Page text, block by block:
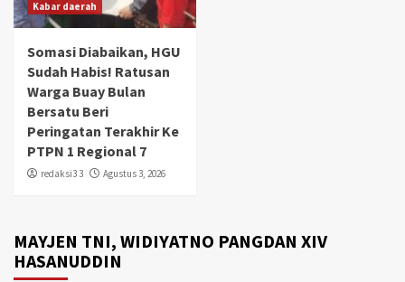
Kabar daerah
Somasi Diabaikan, HGU
Sudah Habis! Ratusan
Warga Buay Bulan
Bersatu Beri
Peringatan Terakhir Ke
PTPN 1 Regional 7
redaksi3 3 Agustus 3, 2026
MAYJEN TNI, WIDIYATNO PANGDAN XIV
HASANUDDIN